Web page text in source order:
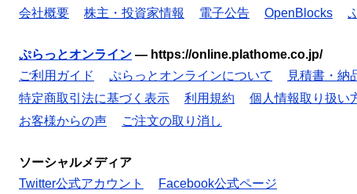
会社概要
株主・投資家情報 電子公告 OpenBlocks
ぷらっとオンライン — https://online.plathome.co.jp/
ご利用ガイド
ぷらっとオンラインについて 見積書・納
特定商取引法に基づく表示
利用規約 個人情報取り扱い
お客様からの声
ご注文の取り消し
ソーシャルメディア
Twitter公式アカウント
Facebook公式ページ